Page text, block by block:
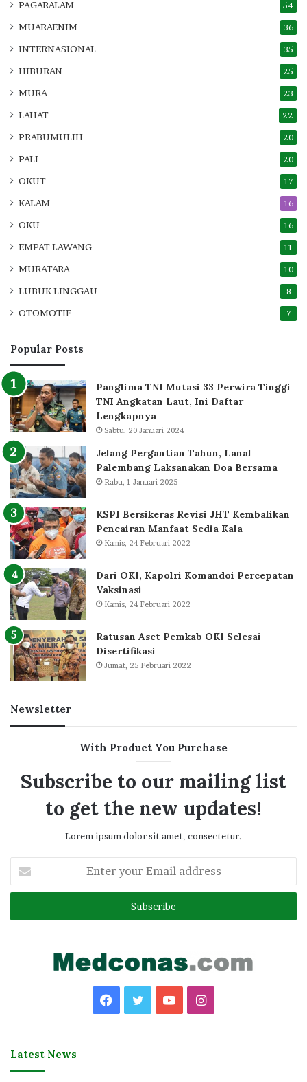
PAGARALAM 54
MUARAENIM 36
INTERNASIONAL 35
HIBURAN 25
MURA 23
LAHAT 22
PRABUMULIH 20
PALI 20
OKUT 17
KALAM 16
OKU 16
EMPAT LAWANG 11
MURATARA 10
LUBUK LINGGAU 8
OTOMOTIF 7
Popular Posts
Panglima TNI Mutasi 33 Perwira Tinggi
TNI Angkatan Laut, Ini Daftar
Lengkapnya
Sabtu, 20 Januari 2024
Jelang Pergantian Tahun, Lanal
Palembang Laksanakan Doa Bersama
Rabu, 1 Januari 2025
KSPI Bersikeras Revisi JHT Kembalikan
Pencairan Manfaat Sedia Kala
Kamis, 24 Februari 2022
Dari OKI, Kapolri Komandoi Percepatan
Vaksinasi
Kamis, 24 Februari 2022
Ratusan Aset Pemkab OKI Selesai
Disertifikasi
Jumat, 25 Februari 2022
Newsletter
With Product You Purchase
Subscribe to our mailing list
to get the new updates!
Lorem ipsum dolor sit amet, consectetur.
your
Email
Facebook
TwitterYouTubeInstagram
Latest News